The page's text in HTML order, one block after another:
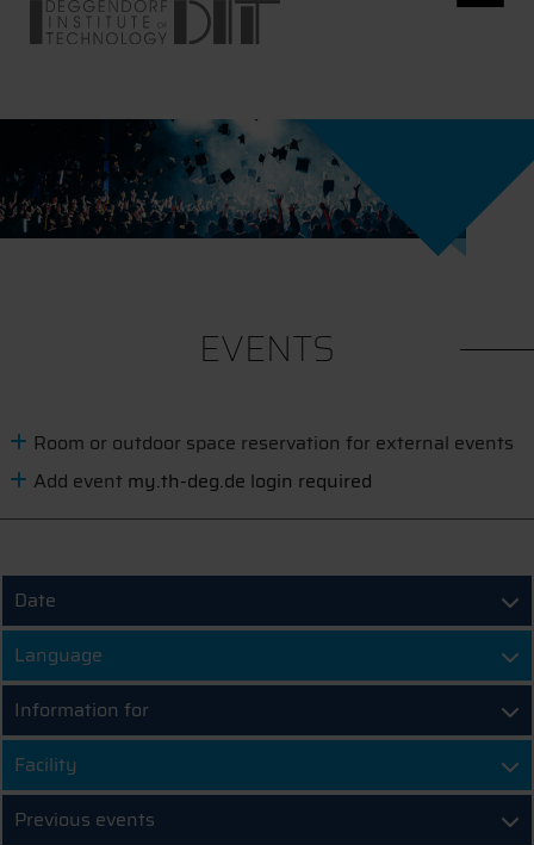
EVENTS
Room or outdoor space reservation for external events
Add event my.th-deg.de login required
Date
Language
Information for
Facility
Previous events